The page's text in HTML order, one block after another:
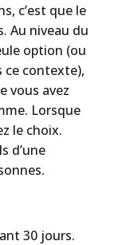
c’est que le
Au niveau du
option (ou
ce contexte),
vous avez
Lorsque
le choix.
d’une
30 jours.